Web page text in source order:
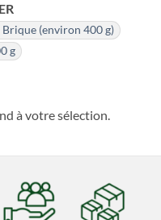
Brique (environ 400 g)
g
à votre sélection.